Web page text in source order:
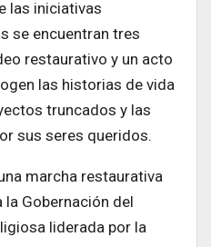
las iniciativas
se encuentran tres
restaurativo y un acto
las historias de vida
truncados y las
sus seres queridos.
marcha restaurativa
Gobernación del
liderada por la